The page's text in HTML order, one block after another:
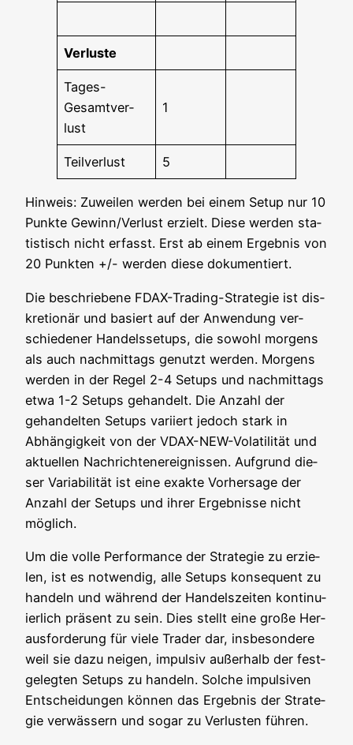
Ver­lus­te
Tages-
Gesamt­ver­
lust
1
Teil­ver­lust 5
Hin­weis: Zuwei­len wer­den bei einem Set­up nur 10
Punk­te Gewinn/Verlust erzielt. Die­se wer­den sta­
tis­tisch nicht erfasst. Erst ab einem Ergeb­nis von
20 Punk­ten +/- wer­den die­se dokumentiert.
Die beschrie­be­ne FDAX-Tra­ding-Stra­te­gie ist dis­
kre­tio­när und basiert auf der Anwen­dung ver­
schie­de­ner Han­dels­set­ups, die sowohl mor­gens
als auch nach­mit­tags genutzt wer­den. Mor­gens
wer­den in der Regel 2-4 Set­ups und nach­mit­tags
etwa 1-2 Set­ups gehan­delt. Die Anzahl der
gehan­del­ten Set­ups vari­iert jedoch stark in
Abhän­gig­keit von der VDAX-NEW-Vola­ti­li­tät und
aktu­el­len Nach­rich­ten­er­eig­nis­sen. Auf­grund die­
ser Varia­bi­li­tät ist eine exak­te Vor­her­sa­ge der
Anzahl der Set­ups und ihrer Ergeb­nis­se nicht
möglich.
Um die vol­le Per­for­mance der Stra­te­gie zu erzie­
len, ist es not­wen­dig, alle Set­ups kon­se­quent zu
han­deln und wäh­rend der Han­dels­zei­ten kon­ti­nu­
ier­lich prä­sent zu sein. Dies stellt eine gro­ße Her­
aus­for­de­rung für vie­le Trader dar, ins­be­son­de­re
weil sie dazu nei­gen, impul­siv außer­halb der fest­
ge­leg­ten Set­ups zu han­deln. Sol­che impul­si­ven
Ent­schei­dun­gen kön­nen das Ergeb­nis der Stra­te­
gie ver­wäs­sern und sogar zu Ver­lus­ten führen.